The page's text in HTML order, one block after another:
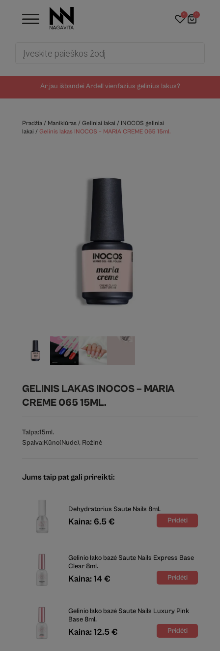
Ar jau išbandei Ardell vienfazius gelinius lakus?
0 0
Pradžia/ Manikiūras/ Geliniai lakai / INOCOS geliniai
lakai / Gelinis lakas INOCOS – MARIA CREME 065 15ml.
GELINIS LAKAS INOCOS – MARIA
CREME 065 15ML.
Talpa:15ml.
Spalva:Kūno(Nude), Rožinė
Jums taip pat gali prireikti:
Dehydratorius Saute Nails 8ml.
Kaina: 6.5 €
Gelinio lako bazė Saute Nails Express Base
Clear 8ml.
Kaina: 14 €
Gelinio lako bazė Saute Nails Luxury Pink
Base 8ml.
Kaina: 12.5 €